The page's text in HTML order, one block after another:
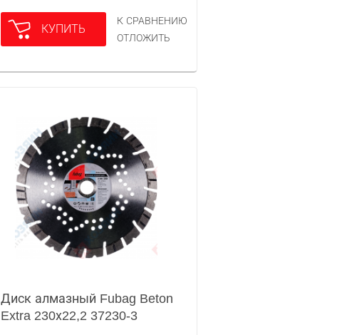
КУПИТЬ
К СРАВНЕНИЮ
ОТЛОЖИТЬ
Диск алмазный Fubag Beton
Extra 230х22,2 37230-3